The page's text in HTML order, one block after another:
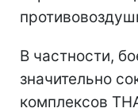
В частности,
значительно
комплексов